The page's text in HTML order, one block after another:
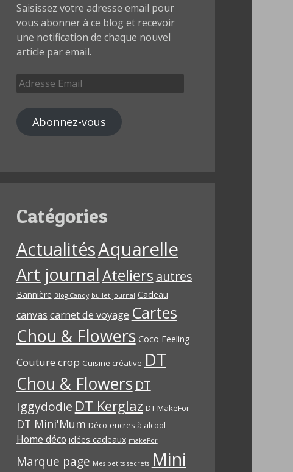
Saisissez votre adresse email pour
vous abonner à ce blog et recevoir
une notification de chaque nouvel
article par email.
Adresse
Email
Abonnez-vous
Catégories
ActualitésAquarelle
Art journalAteliers autres
Bannière Blog Candy bullet journal Cadeau
canvas carnet de voyage Cartes
Chou & Flowers Coco Feeling
Couture crop Cuisine créative DT
Chou & Flowers DT
Iggydodie DT Kerglaz DT MakeFor
DT Mini'Mum Déco encres à alcool
Home déco idées cadeaux makeFor
Marque page Mes petits secrets Mini